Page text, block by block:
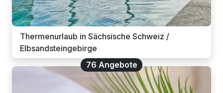
Thermenurlaub in Sächsische Schweiz /
Elbsandsteingebirge
76 Angebote